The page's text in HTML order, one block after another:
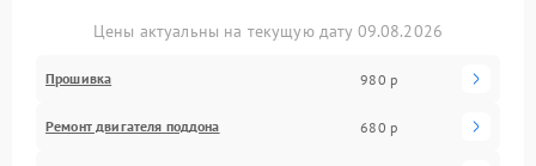
Цены актуальны на текущую дату 09.08.2026
Прошивка 980 р
Ремонт двигателя поддона 680 р